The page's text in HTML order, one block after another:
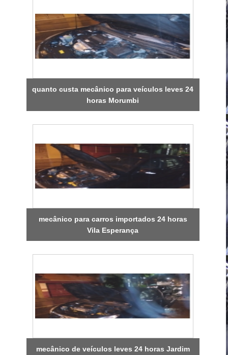
quanto custa mecânico para veículos leves 24
horas Morumbi
mecânico para carros importados 24 horas
Vila Esperança
mecânico de veículos leves 24 horas Jardim